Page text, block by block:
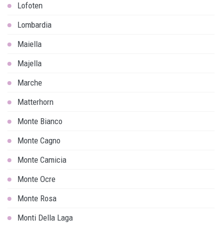
Lofoten
Lombardia
Maiella
Majella
Marche
Matterhorn
Monte Bianco
Monte Cagno
Monte Camicia
Monte Ocre
Monte Rosa
Monti Della Laga